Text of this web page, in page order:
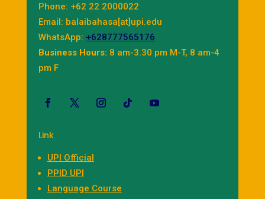
Phone: +62 22 2000022
Email: balaibahasa[at]upi.edu
WhatsApp: +628777565176
Business Hours: 8 am-3.30 pm M-T, 8 am-4
pm F
Link
UPI Official
PPID UPI
Language Course